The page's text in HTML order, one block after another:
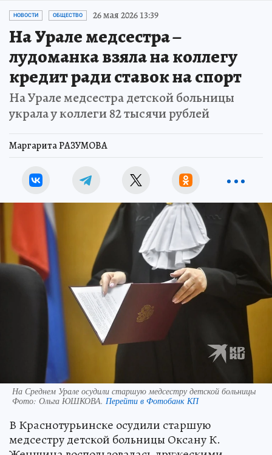
НОВОСТИ ОБЩЕСТВО 26 мая 2026 13:39
На Урале медсестра –
лудоманка взяла на коллегу
кредит ради ставок на спорт
На Урале медсестра детской больницы
украла у коллеги 82 тысячи рублей
Маргарита РАЗУМОВА
На Среднем Урале осудили старшую медсестру детской больницы
Фото: Ольга ЮШКОВА. Перейти в Фотобанк КП
В Краснотурьинске осудили старшую
медсестру детской больницы Оксану К.